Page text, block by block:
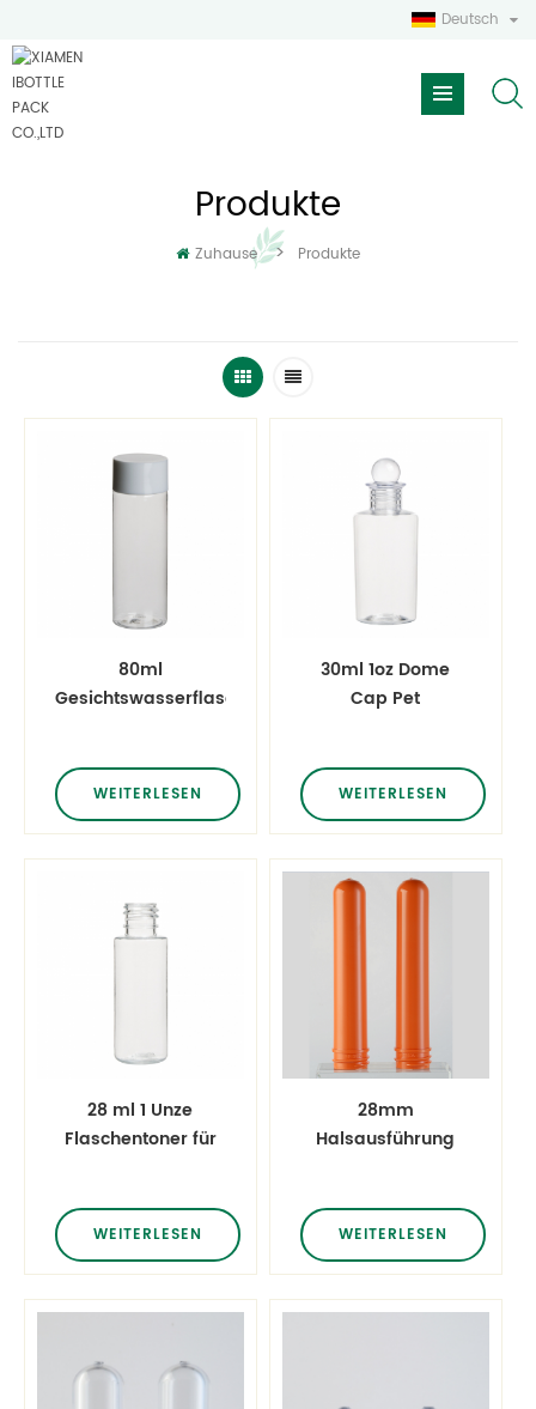
Deutsch
Produkte
Zuhause > Produkte
80ml
Gesichtswasserflaschen
WEITERLESEN
30ml 1oz Dome
Cap Pet
WEITERLESEN
28 ml 1 Unze
Flaschentoner für
WEITERLESEN
28mm
Halsausführung
Haustierflasche
WEITERLESEN